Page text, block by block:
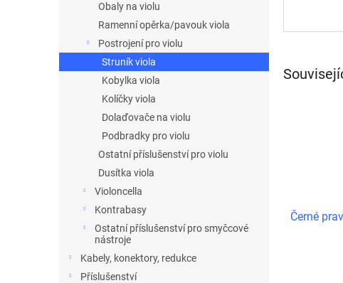
Obaly na violu
Ramenní opěrka/pavouk viola
Postrojení pro violu
Struník viola
Kobylka viola
Kolíčky viola
Dolaďovače na violu
Podbradky pro violu
Ostatní příslušenství pro violu
Dusítka viola
Violoncella
Kontrabasy
Ostatní příslušenství pro smyčcové
nástroje
Kabely, konektory, redukce
Příslušenství
Černé